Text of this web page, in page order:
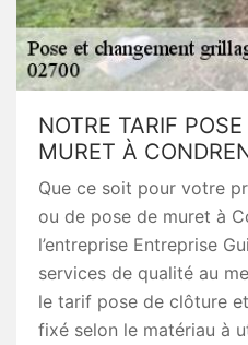
NOTRE TARIF
MURET À
Que ce soit pour votre
ou de pose de muret à
l’entreprise Entreprise
services de qualité au
le tarif pose de clôture
fixé selon le matériau à